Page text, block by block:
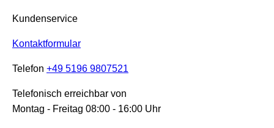
Kundenservice
Kontaktformular
Telefon +49 5196 9807521
Telefonisch erreichbar von
Montag - Freitag 08:00 - 16:00 Uhr